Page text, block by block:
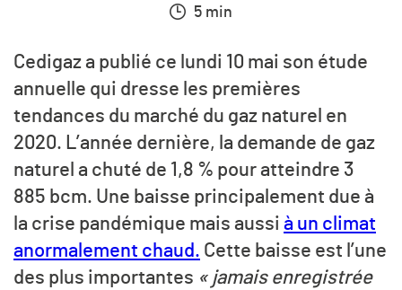
5 min
Cedigaz a publié ce lundi 10 mai son étude
annuelle qui dresse les premières
tendances du marché du gaz naturel en
2020. L’année dernière, la demande de gaz
naturel a chuté de 1,8 % pour atteindre 3
885 bcm. Une baisse principalement due à
la crise pandémique mais aussi à un climat
anormalement chaud. Cette baisse est l’une
des plus importantes « jamais enregistrée